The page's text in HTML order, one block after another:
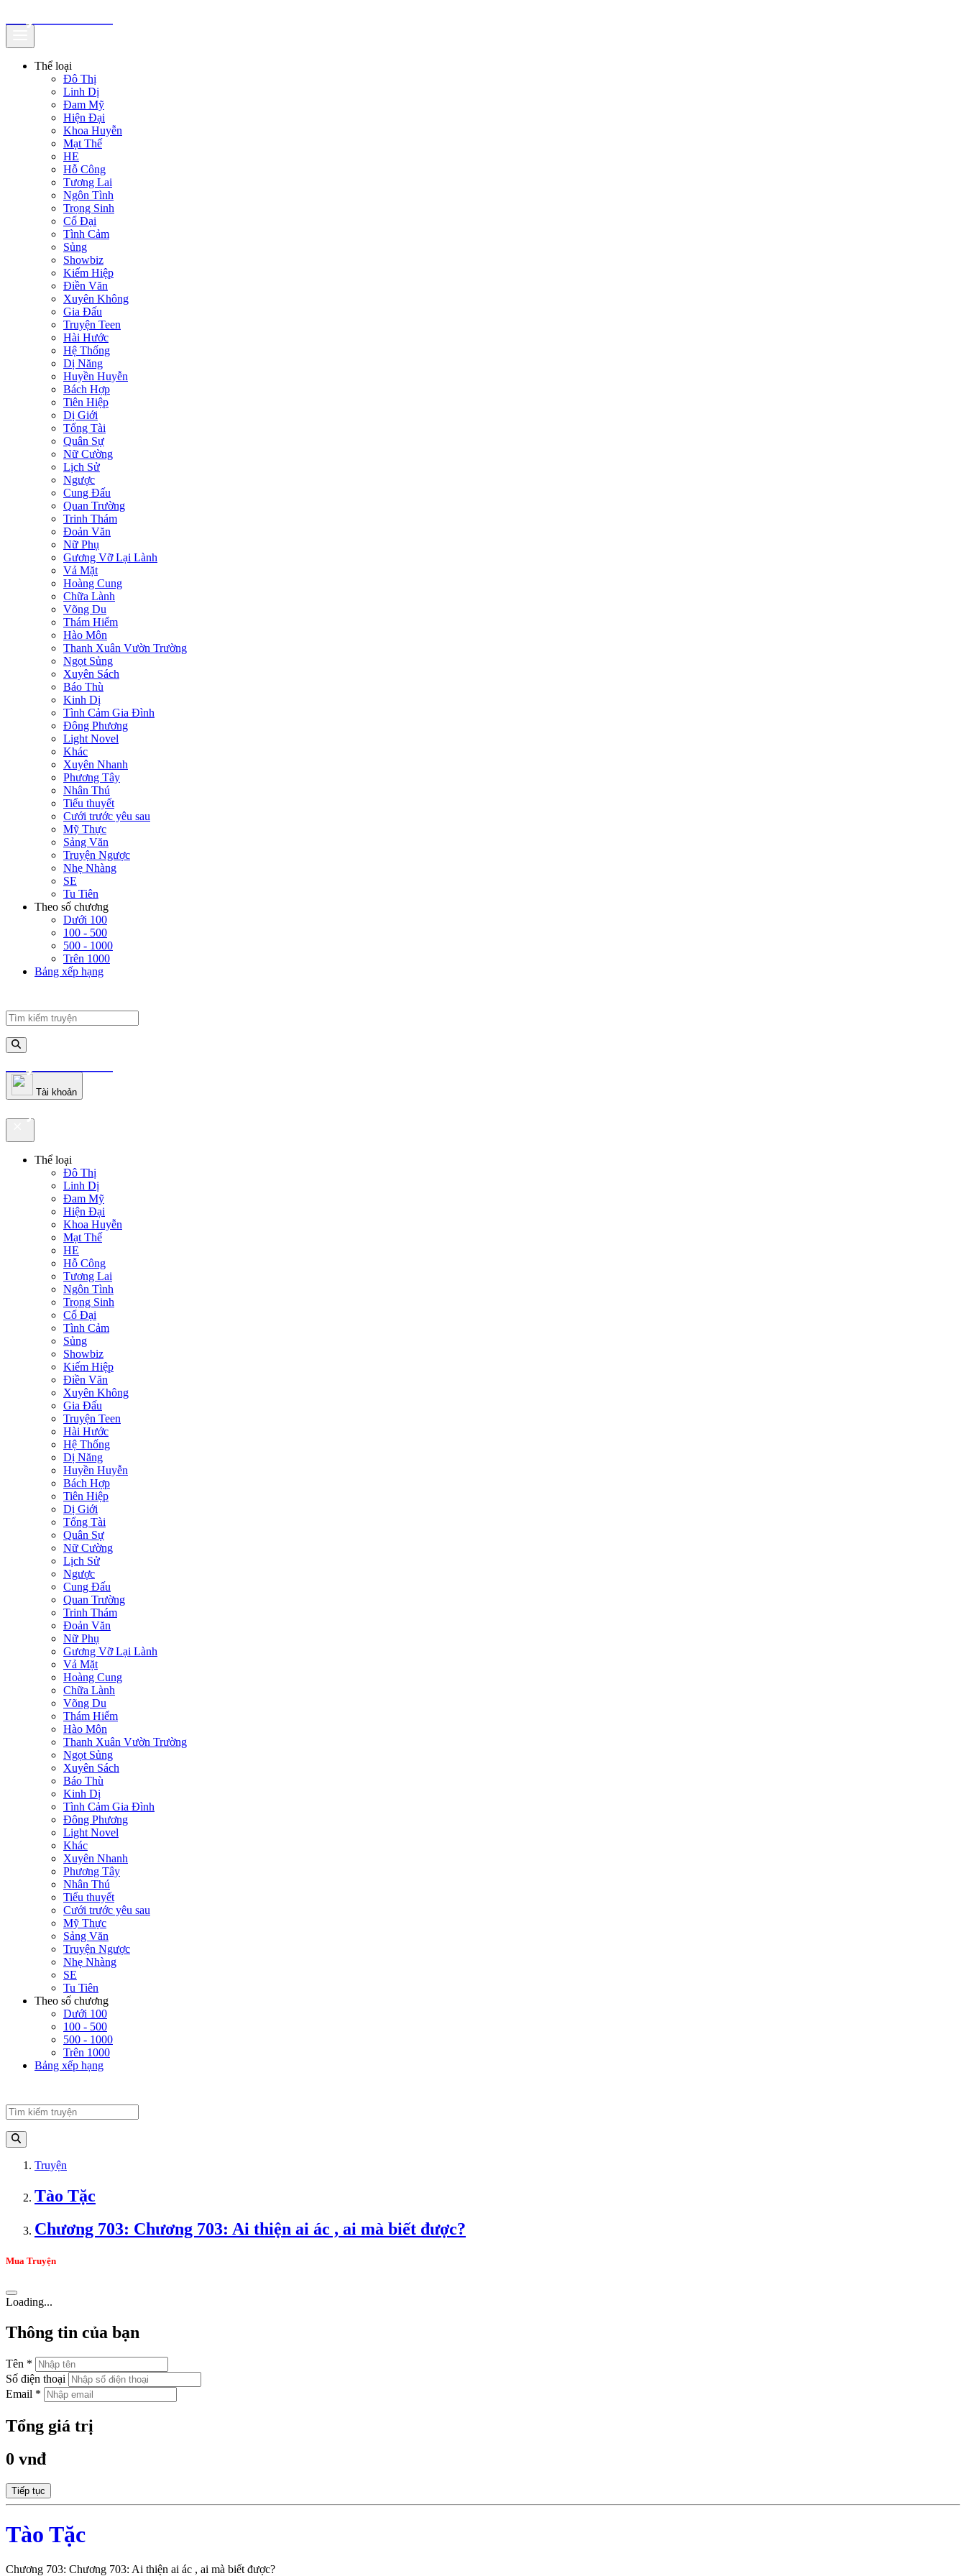
Thể loại
Đô Thị
Linh Dị
Đam Mỹ
Hiện Đại
Khoa Huyễn
Mạt Thế
HE
Hỗ Công
Tương Lai
Ngôn Tình
Trọng Sinh
Cổ Đại
Tình Cảm
Sủng
Showbiz
Kiếm Hiệp
Điền Văn
Xuyên Không
Gia Đấu
Truyện Teen
Hài Hước
Hệ Thống
Dị Năng
Huyền Huyễn
Bách Hợp
Tiên Hiệp
Dị Giới
Tổng Tài
Quân Sự
Nữ Cường
Lịch Sử
Ngược
Cung Đấu
Quan Trường
Trinh Thám
Đoản Văn
Nữ Phụ
Gương Vỡ Lại Lành
Vả Mặt
Hoàng Cung
Chữa Lành
Võng Du
Thám Hiểm
Hào Môn
Thanh Xuân Vườn Trường
Ngọt Sủng
Xuyên Sách
Báo Thù
Kinh Dị
Tình Cảm Gia Đình
Đông Phương
Light Novel
Khác
Xuyên Nhanh
Phương Tây
Nhân Thú
Tiểu thuyết
Cưới trước yêu sau
Mỹ Thực
Sảng Văn
Truyện Ngược
Nhẹ Nhàng
SE
Tu Tiên
Theo số chương
Dưới 100
100 - 500
500 - 1000
Trên 1000
Bảng xếp hạng
truyenfullz.com
Tài khoản
truyenfullz.com
Thể loại
Đô Thị
Linh Dị
Đam Mỹ
Hiện Đại
Khoa Huyễn
Mạt Thế
HE
Hỗ Công
Tương Lai
Ngôn Tình
Trọng Sinh
Cổ Đại
Tình Cảm
Sủng
Showbiz
Kiếm Hiệp
Điền Văn
Xuyên Không
Gia Đấu
Truyện Teen
Hài Hước
Hệ Thống
Dị Năng
Huyền Huyễn
Bách Hợp
Tiên Hiệp
Dị Giới
Tổng Tài
Quân Sự
Nữ Cường
Lịch Sử
Ngược
Cung Đấu
Quan Trường
Trinh Thám
Đoản Văn
Nữ Phụ
Gương Vỡ Lại Lành
Vả Mặt
Hoàng Cung
Chữa Lành
Võng Du
Thám Hiểm
Hào Môn
Thanh Xuân Vườn Trường
Ngọt Sủng
Xuyên Sách
Báo Thù
Kinh Dị
Tình Cảm Gia Đình
Đông Phương
Light Novel
Khác
Xuyên Nhanh
Phương Tây
Nhân Thú
Tiểu thuyết
Cưới trước yêu sau
Mỹ Thực
Sảng Văn
Truyện Ngược
Nhẹ Nhàng
SE
Tu Tiên
Theo số chương
Dưới 100
100 - 500
500 - 1000
Trên 1000
Bảng xếp hạng
Truyện
Tào Tặc
Chương 703: Chương 703: Ai thiện ai ác , ai mà biết được?
Mua Truyện
Loading...
Thông tin của bạn
Tên *
Số điện thoại
Email *
Tổng giá trị
0 vnđ
Tiếp tục
Tào Tặc
Chương 703: Chương 703: Ai thiện ai ác , ai mà biết được?